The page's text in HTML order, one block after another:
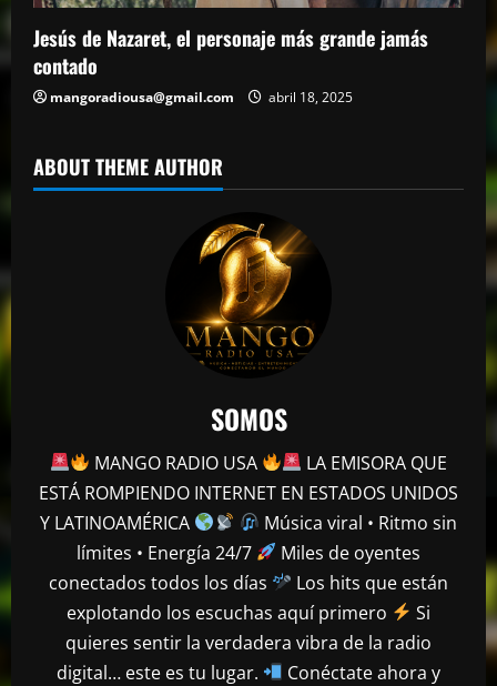
Jesús de Nazaret, el personaje más grande jamás
contado
mangoradiousa@gmail.com abril 18, 2025
ABOUT THEME AUTHOR
SOMOS
MANGO RADIO USA
LA EMISORA QUE
ESTÁ ROMPIENDO INTERNET EN ESTADOS UNIDOS
Y LATINOAMÉRICA
Música viral • Ritmo sin
límites • Energía 24/7
Miles de oyentes
conectados todos los días
Los hits que están
explotando los escuchas aquí primero
Si
quieres sentir la verdadera vibra de la radio
digital… este es tu lugar.
Conéctate ahora y